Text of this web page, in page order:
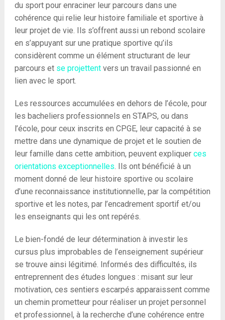
du sport pour enraciner leur parcours dans une
cohérence qui relie leur histoire familiale et sportive à
leur projet de vie. Ils s’offrent aussi un rebond scolaire
en s’appuyant sur une pratique sportive qu’ils
considèrent comme un élément structurant de leur
parcours et se projettentvers un travail passionné en
lien avec le sport.
Les ressources accumulées en dehors de l’école, pour
les bacheliers professionnels en STAPS, ou dans
l’école, pour ceux inscrits en CPGE, leur capacité à se
mettre dans une dynamique de projet et le soutien de
leur famille dans cette ambition, peuvent expliquer ces
orientations exceptionnelles. Ils ont bénéficié à un
moment donné de leur histoire sportive ou scolaire
d’une reconnaissance institutionnelle, par la compétition
sportive et les notes, par l’encadrement sportif et/ou
les enseignants qui les ont repérés.
Le bien-fondé de leur détermination à investir les
cursus plus improbables de l’enseignement supérieur
se trouve ainsi légitimé. Informés des difficultés, ils
entreprennent des études longues : misant sur leur
motivation, ces sentiers escarpés apparaissent comme
un chemin prometteur pour réaliser un projet personnel
et professionnel, à la recherche d’une cohérence entre